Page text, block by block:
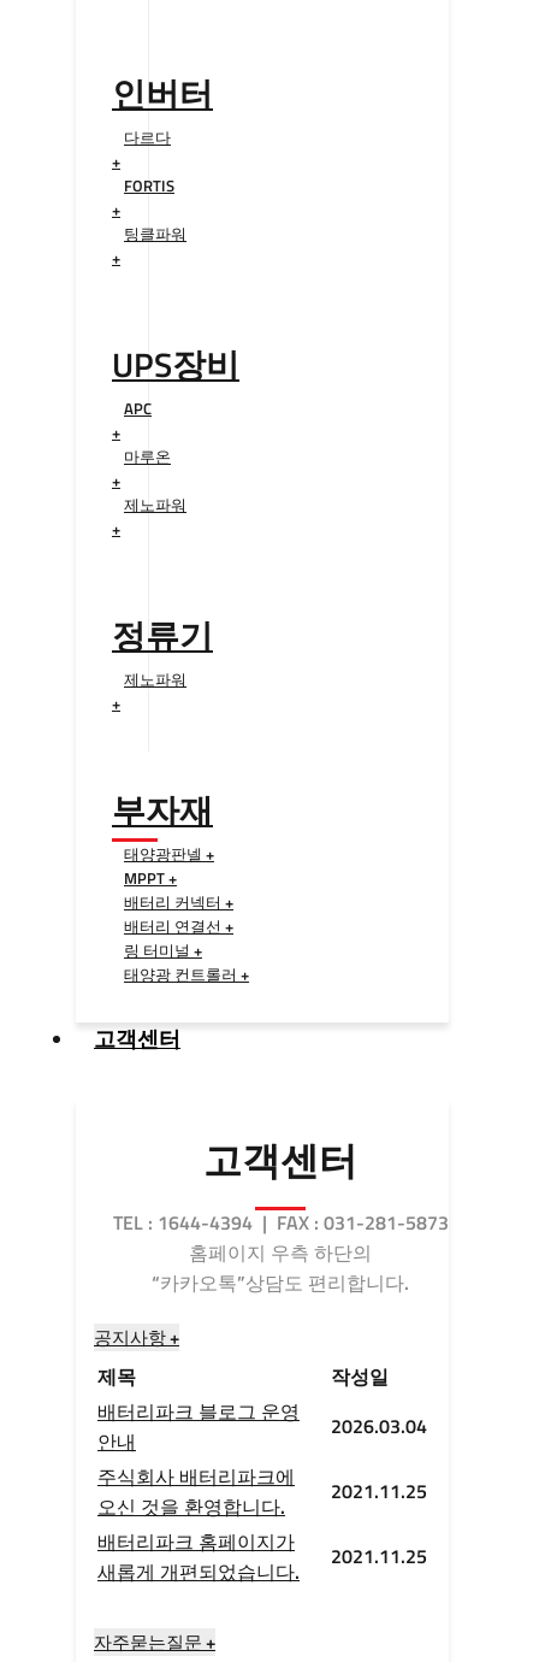
인버터
다르다
+
FORTIS
+
팅클파워
+
UPS장비
APC
+
마루온
+
제노파워
+
정류기
제노파워
+
부자재
태양광판넬 +
MPPT +
배터리 커넥터 +
배터리 연결선 +
링 터미널 +
태양광 컨트롤러 +
고객센터
고객센터
TEL : 1644-4394 | FAX : 031-281-5873
홈페이지 우측 하단의
“카카오톡”상담도 편리합니다.
공지사항 +
제목
작성일
배터리파크 블로그 운영
안내
2026.03.04
주식회사 배터리파크에
오신 것을 환영합니다.
2021.11.25
배터리파크 홈페이지가
새롭게 개편되었습니다.
2021.11.25
자주묻는질문 +